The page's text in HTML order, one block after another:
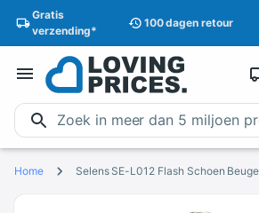
Gratis
verzending*
100 dagen retour
Home